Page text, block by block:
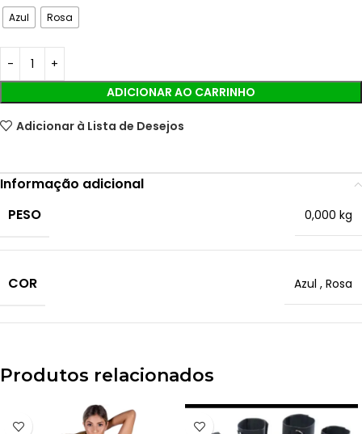
Azul Rosa
ADICIONAR AO CARRINHO
Adicionar à Lista de Desejos
Informação adicional
PESO
0,000 kg
COR Azul , Rosa
Produtos relacionados